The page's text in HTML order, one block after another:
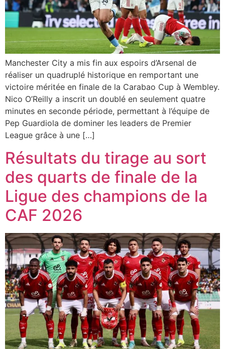
Manchester City a mis fin aux espoirs d’Arsenal de
réaliser un quadruplé historique en remportant une
victoire méritée en finale de la Carabao Cup à Wembley.
Nico O’Reilly a inscrit un doublé en seulement quatre
minutes en seconde période, permettant à l’équipe de
Pep Guardiola de dominer les leaders de Premier
League grâce à une […]
Résultats du tirage au sort
des quarts de finale de la
Ligue des champions de la
CAF 2026